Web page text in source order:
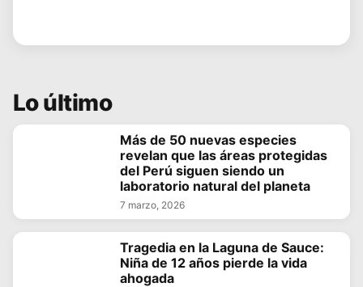
Lo último
Más de 50 nuevas especies
revelan que las áreas protegidas
del Perú siguen siendo un
laboratorio natural del planeta
7 marzo, 2026
Tragedia en la Laguna de Sauce:
Niña de 12 años pierde la vida
ahogada